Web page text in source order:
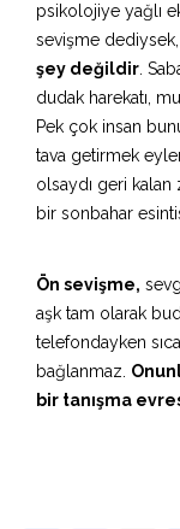
psikolojiye yağlı
sevişme dediysek,
şey değildir .
dudak harekatı,
Pek çok insan
tava getirmek
olsaydı geri
bir sonbahar
Ön sevişme,
aşk tam olarak
telefondayken
bağlanmaz.
bir tanışma